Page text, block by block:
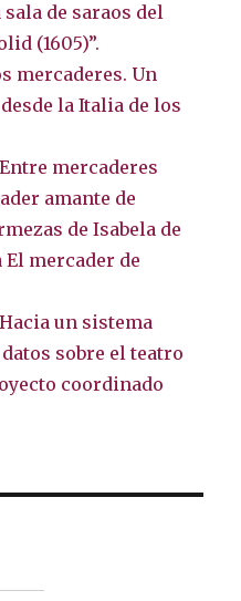
de saraos del
(1605)”.
mercaderes. Un
la Italia de los
mercaderes
amante de
de Isabela de
mercader de
un sistema
sobre el teatro
coordinado